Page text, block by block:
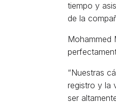
tiempo y
de la
Mohammed
“Nuestras
registro y la
ser